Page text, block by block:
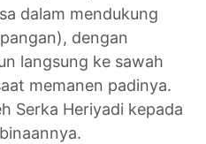
dalam mendukung
dengan
langsung ke sawah
memanen padinya.
Serka Heriyadi kepada